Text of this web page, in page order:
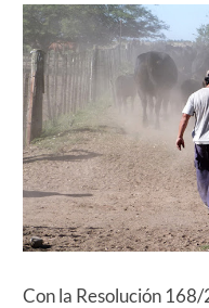
Con la Resolución